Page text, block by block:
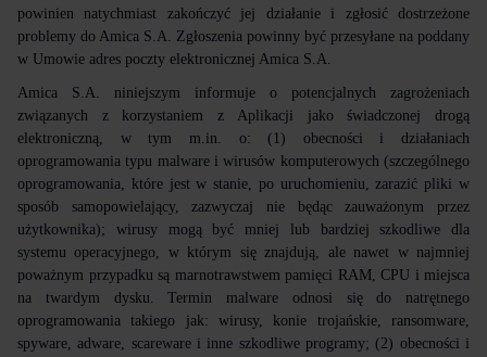
powinien natychmiast zakończyć jej działanie i zgłosić dostrzeżone
problemy do Amica S.A. Zgłoszenia powinny być przesyłane na poddany
w Umowie adres poczty elektronicznej Amica S.A.
Amica S.A. niniejszym informuje o potencjalnych zagrożeniach
związanych z korzystaniem z Aplikacji jako świadczonej drogą
elektroniczną, w tym m.in. o: (1) obecności i działaniach
oprogramowania typu malware i wirusów komputerowych (szczególnego
oprogramowania, które jest w stanie, po uruchomieniu, zarazić pliki w
sposób samopowielający, zazwyczaj nie będąc zauważonym przez
użytkownika); wirusy mogą być mniej lub bardziej szkodliwe dla
systemu operacyjnego, w którym się znajdują, ale nawet w najmniej
poważnym przypadku są marnotrawstwem pamięci RAM, CPU i miejsca
na twardym dysku. Termin malware odnosi się do natrętnego
oprogramowania takiego jak: wirusy, konie trojańskie, ransomware,
spyware, adware, scareware i inne szkodliwe programy; (2) obecności i